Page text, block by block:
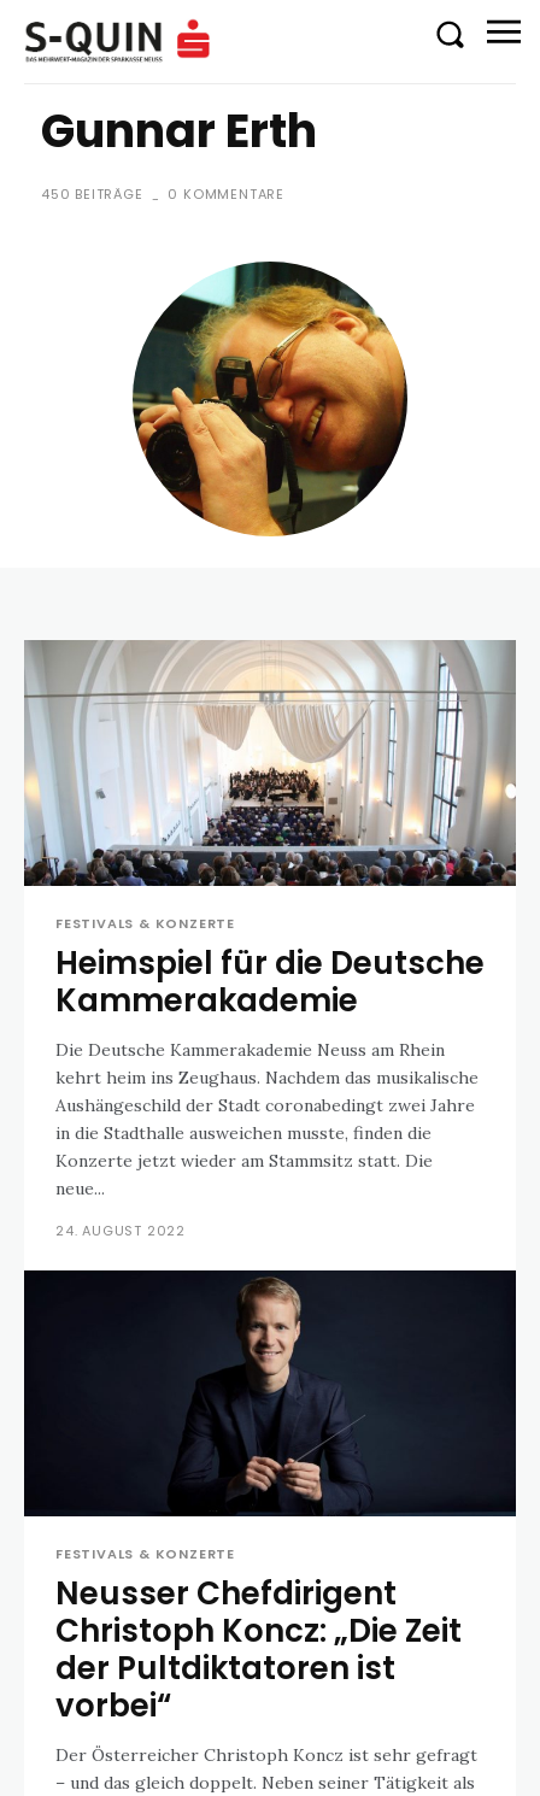
Gunnar Erth
450 BEITRÄGE - 0 KOMMENTARE
FESTIVALS & KONZERTE
Heimspiel für die Deutsche
Kammerakademie
Die Deutsche Kammerakademie Neuss am Rhein
kehrt heim ins Zeughaus. Nachdem das musikalische
Aushängeschild der Stadt coronabedingt zwei Jahre
in die Stadthalle ausweichen musste, finden die
Konzerte jetzt wieder am Stammsitz statt. Die
neue...
24. AUGUST 2022
FESTIVALS & KONZERTE
Neusser Chefdirigent
Christoph Koncz: „Die Zeit
der Pultdiktatoren ist
vorbei“
Der Österreicher Christoph Koncz ist sehr gefragt
– und das gleich doppelt. Neben seiner Tätigkeit als